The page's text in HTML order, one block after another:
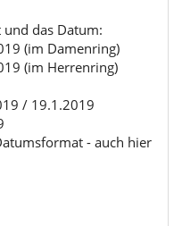
das Datum:
(im Damenring)
(im Herrenring)
/ 19.1.2019
- auch hier